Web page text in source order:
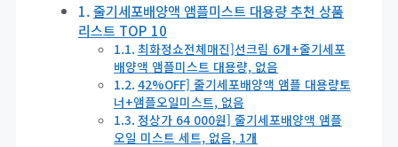
줄기세포배양액 앰플미스트 대용량 추천 상품
리스트 TOP 10
최화정쇼전체매진]선크림 6개+줄기세포
배양액 앰플미스트 대용량, 없음
42%OFF] 줄기세포배양액 앰플 대용량토
너+앰플오일미스트, 없음
정상가 64 000원] 줄기세포배양액 앰플
오일 미스트 세트, 없음, 1개